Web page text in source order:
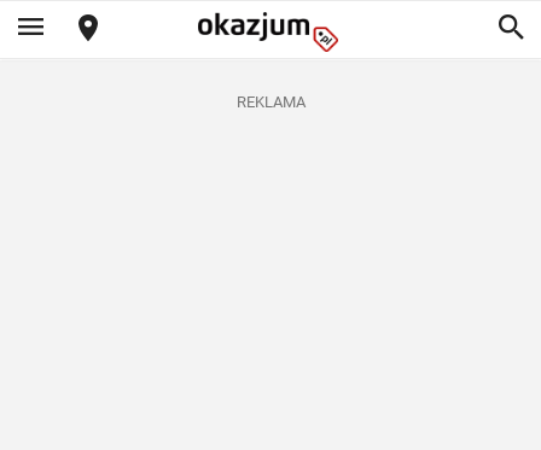
REKLAMA